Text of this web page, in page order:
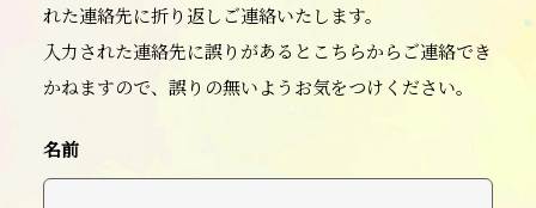
れた連絡先に折り返しご連絡いたします。
入力された連絡先に誤りがあるとこちらからご連絡でき
かねますので、誤りの無いようお気をつけください。
名前